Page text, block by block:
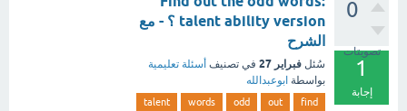
0
تصويتات
1
إجابة
talent ability version ؟ - مع
الشرح
سُئل فبراير 27 في تصنيف أسئلة تعليمية
بواسطة ابوعبدالله
find
out
odd
words
talent